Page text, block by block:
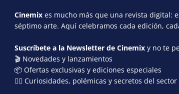
Cinemix es mucho más que una revista digital:
séptimo arte. Aquí celebramos cada edición,
Suscríbete a la Newsletter de Cinemix y no te
🎬 Novedades y lanzamientos
📦 Ofertas exclusivas y ediciones especiales
🕵️‍♂️ Curiosidades, polémicas y secretos del sector